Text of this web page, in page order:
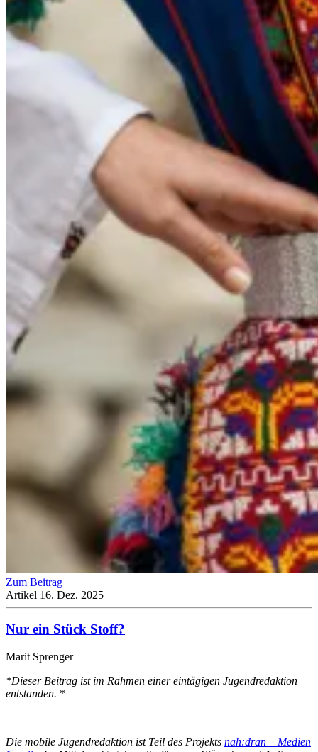
Zum Beitrag
Artikel 16. Dez. 2025
Nur ein Stück Stoff?
Marit Sprenger
*Dieser Beitrag ist im Rahmen einer eintägigen Jugendredaktion
entstanden. *
Die mobile Jugendredaktion ist Teil des Projekts nah:dran – Medien